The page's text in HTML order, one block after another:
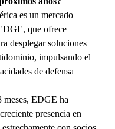
es un mercado
que ofrece
desplegar soluciones
impulsando el
de defensa
meses, EDGE ha
presencia en